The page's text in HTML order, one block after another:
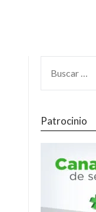
Patrocinio